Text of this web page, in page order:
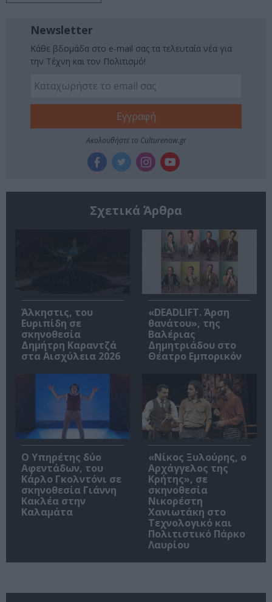
Newsletter
Κάθε βδομάδα στο e-mail σας τα τελευταία νέα για
την Τέχνη και τον Πολιτισμό!
Ακολουθήστε το Culturenow.gr
Σχετικά Άρθρα
Άλκηστις, του
Ευριπίδη σε
σκηνοθεσία
Δημήτρη Καραντζά
στα Αισχύλεια 2026
«DEADLIFT. Άρση
θανάτου», της
Βαλέριας
Δημητριάδου στο
Θέατρο Εμπορικόν
Ο Υπηρέτης δύο
Αφεντάδων, του
Κάρλο Γκολντόνι σε
σκηνοθεσία Γιάννη
Κακλέα στην
Καλαμάτα
«Νίκος Ξυλούρης, ο
Αρχάγγελος της
Κρήτης», σε
σκηνοθεσία
Νικορέστη
Χανιωτάκη στο
Τεχνολογικό και
Πολιτιστικό Πάρκο
Λαυρίου